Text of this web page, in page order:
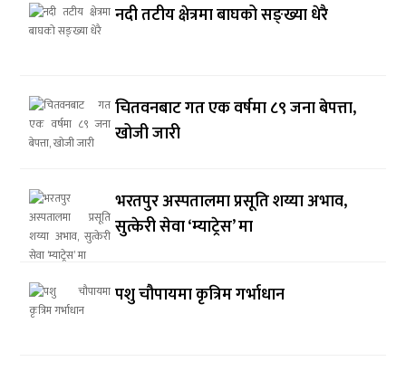
नदी तटीय क्षेत्रमा बाघको सङ्ख्या धेरै
चितवनबाट गत एक वर्षमा ८९ जना बेपत्ता,
खोजी जारी
भरतपुर अस्पतालमा प्रसूति शय्या अभाव,
सुत्केरी सेवा ‘म्याट्रेस’ मा
पशु चौपायमा कृत्रिम गर्भाधान